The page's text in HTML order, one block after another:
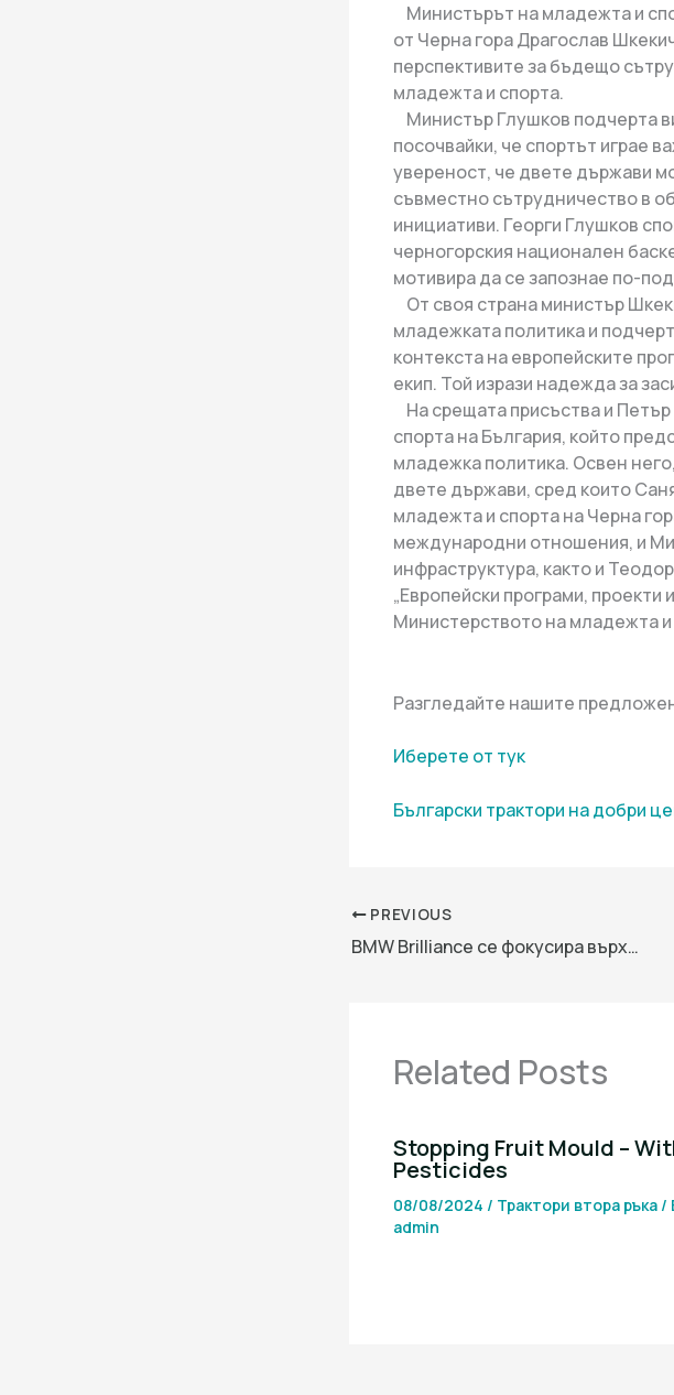
Министърът на младежта и
от Черна гора Драгослав
перспективите за бъдещо
младежта и спорта.
Министър Глушков подчерта
посочвайки, че спортът играе
увереност, че двете държави
съвместно сътрудничество в
инициативи. Георги Глушков
черногорския национален
мотивира да се запознае по-
От своя страна министър
младежката политика и
контекста на европейските
екип. Той изрази надежда за
На срещата присъства и
спорта на България, който
младежка политика. Освен
двете държави, сред които
младежта и спорта на Черна
международни отношения, и
инфраструктура, както и
„Европейски програми,
Министерството на младежта и
Разгледайте нашите
Иберете от тук
Български трактори на добри
PREVIOUS
BMW Brilliance се фокусира върху устойчивостта в Китай
Related Posts
Stopping Fruit Mould –
Pesticides
08/08/2024 / Трактори втора ръка /
admin